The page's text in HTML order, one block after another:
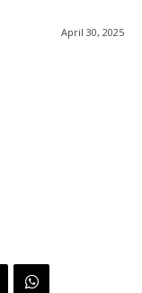
April 30, 2025